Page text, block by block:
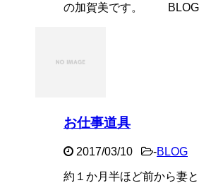
の加賀美です。 BLOG
お仕事道具
2017/03/10 -BLOG
約１か月半ほど前から妻